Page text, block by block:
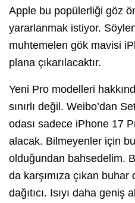
Apple bu popülerliği göz
yararlanmak istiyor.
muhtemelen gök mavisi
plana çıkarılacaktır.
Yeni Pro modelleri
sınırlı değil. Weibo’dan
odası sadece iPhone 17
alacak. Bilmeyenler için
olduğundan bahsedelim.
da karşımıza çıkan buhar
dağıtıcı. Isıyı daha